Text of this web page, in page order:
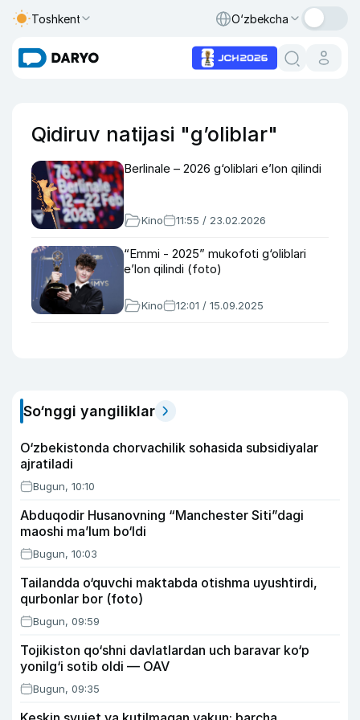
Toshkent O‘zbekcha
Qidiruv natijasi "g’oliblar"
Berlinale – 2026 g‘oliblari e’lon qilindi
Kino 11:55 / 23.02.2026
“Emmi - 2025” mukofoti g‘oliblari
e’lon qilindi (foto)
Kino 12:01 / 15.09.2025
So‘nggi yangiliklar
O‘zbekistonda chorvachilik sohasida subsidiyalar
ajratiladi
Bugun, 10:10
Abduqodir Husanovning “Manchester Siti”dagi
maoshi ma’lum bo‘ldi
Bugun, 10:03
Tailandda o‘quvchi maktabda otishma uyushtirdi,
qurbonlar bor (foto)
Bugun, 09:59
Tojikiston qo‘shni davlatlardan uch baravar ko‘p
yonilg‘i sotib oldi — OAV
Bugun, 09:35